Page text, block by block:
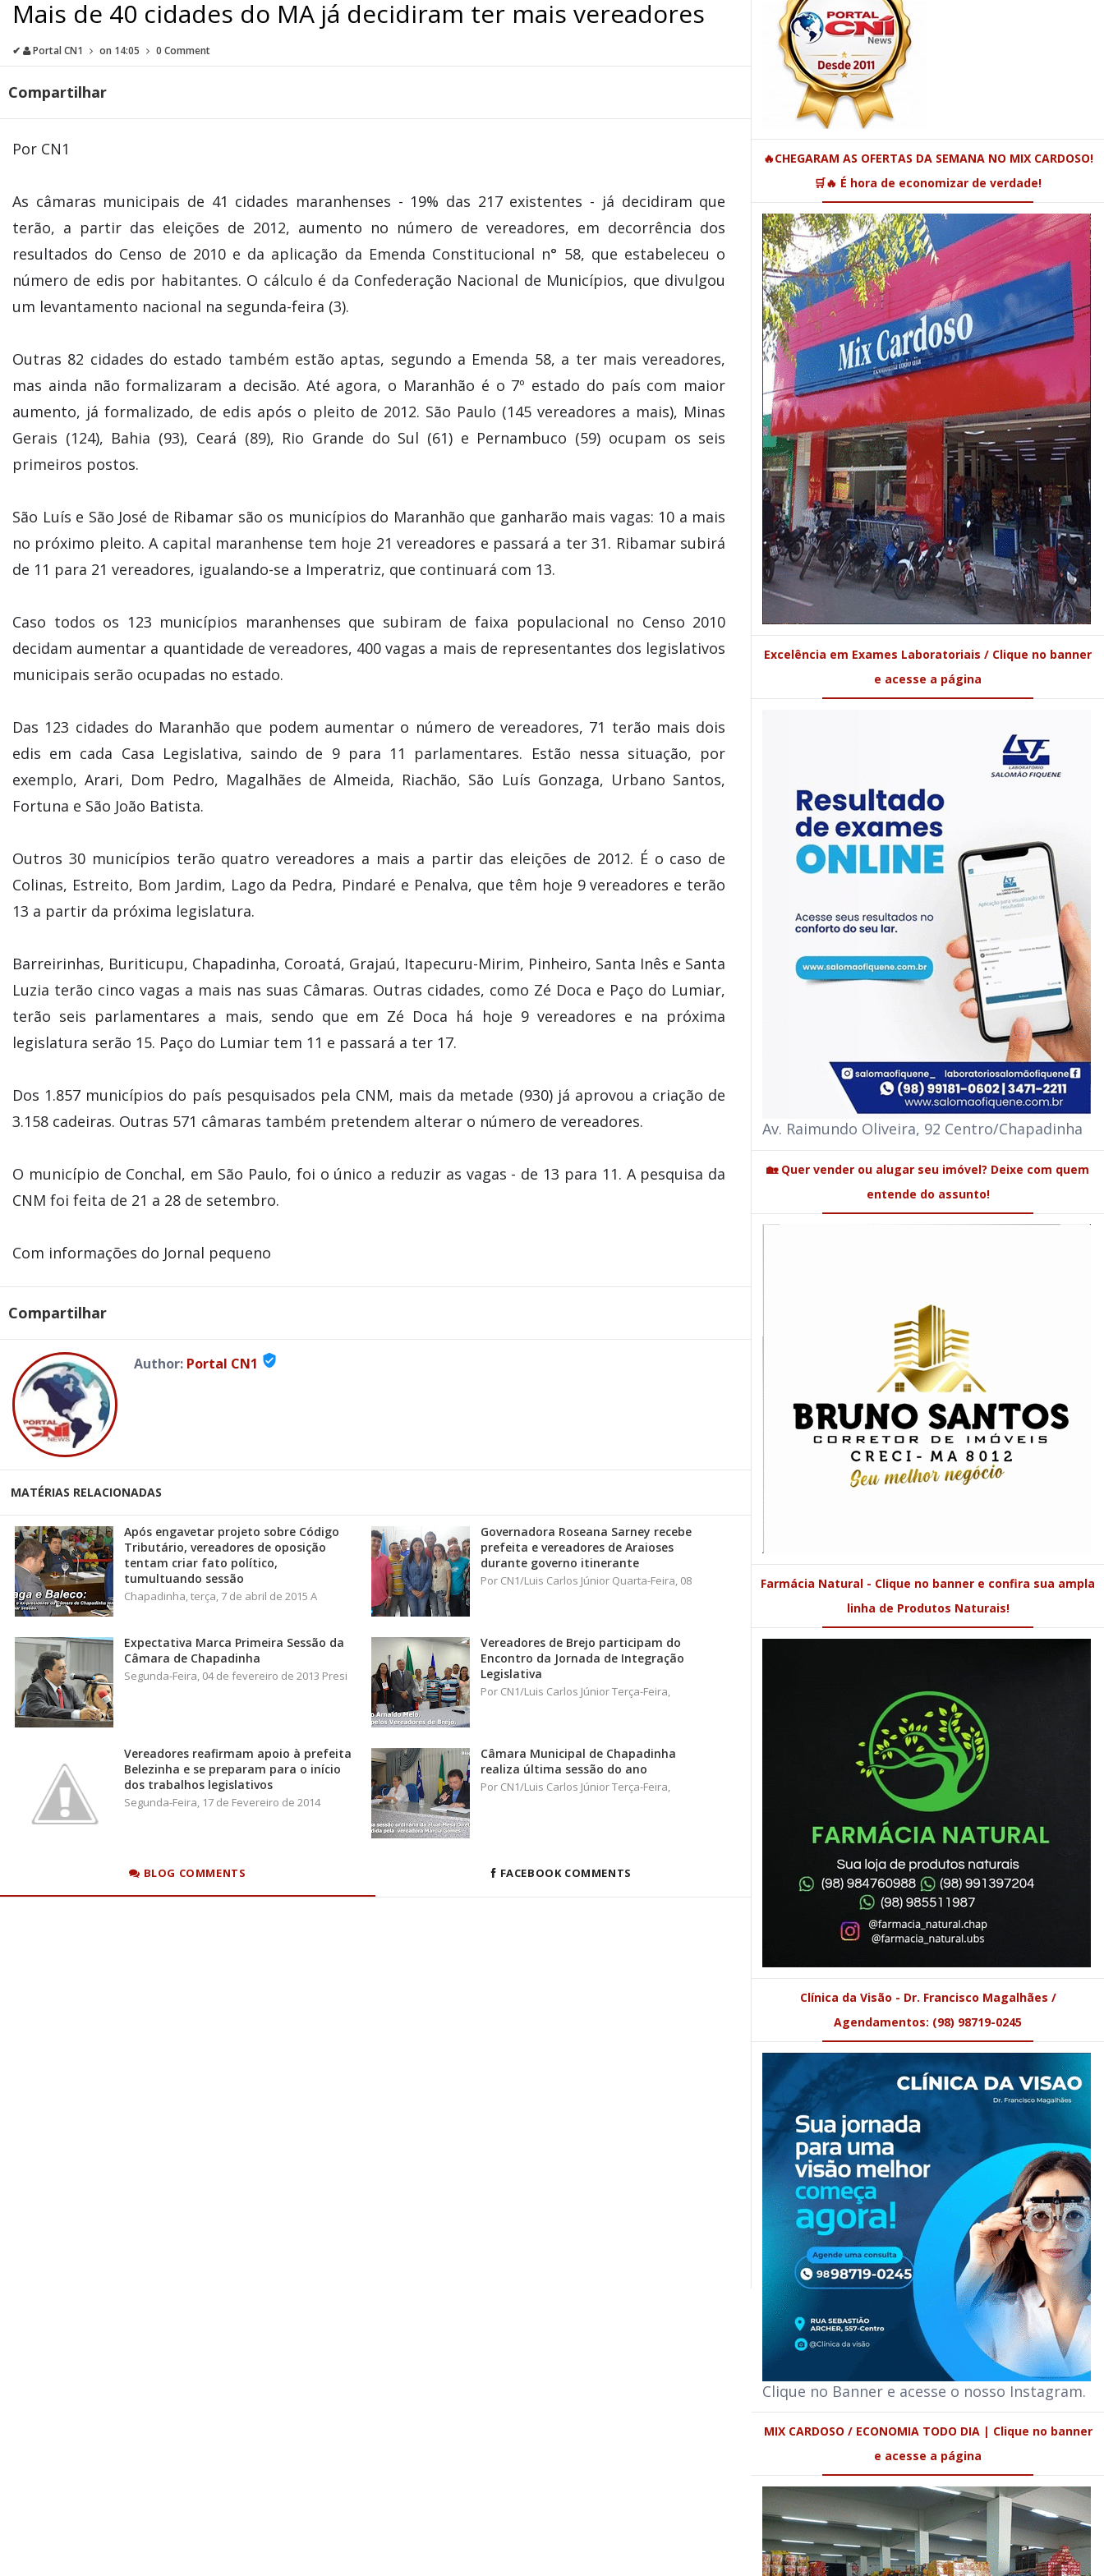
Mais de 40 cidades do MA já decidiram ter mais vereadores
✔ Portal CN1 on 14:05 0 Comment
Compartilhar
Por CN1
As câmaras municipais de 41 cidades maranhenses - 19% das 217 existentes - já decidiram que
terão, a partir das eleições de 2012, aumento no número de vereadores, em decorrência dos
resultados do Censo de 2010 e da aplicação da Emenda Constitucional n° 58, que estabeleceu o
número de edis por habitantes. O cálculo é da Confederação Nacional de Municípios, que divulgou
um levantamento nacional na segunda-feira (3).
Outras 82 cidades do estado também estão aptas, segundo a Emenda 58, a ter mais vereadores,
mas ainda não formalizaram a decisão. Até agora, o Maranhão é o 7º estado do país com maior
aumento, já formalizado, de edis após o pleito de 2012. São Paulo (145 vereadores a mais), Minas
Gerais (124), Bahia (93), Ceará (89), Rio Grande do Sul (61) e Pernambuco (59) ocupam os seis
primeiros postos.
São Luís e São José de Ribamar são os municípios do Maranhão que ganharão mais vagas: 10 a mais
no próximo pleito. A capital maranhense tem hoje 21 vereadores e passará a ter 31. Ribamar subirá
de 11 para 21 vereadores, igualando-se a Imperatriz, que continuará com 13.
Caso todos os 123 municípios maranhenses que subiram de faixa populacional no Censo 2010
decidam aumentar a quantidade de vereadores, 400 vagas a mais de representantes dos legislativos
municipais serão ocupadas no estado.
Das 123 cidades do Maranhão que podem aumentar o número de vereadores, 71 terão mais dois
edis em cada Casa Legislativa, saindo de 9 para 11 parlamentares. Estão nessa situação, por
exemplo, Arari, Dom Pedro, Magalhães de Almeida, Riachão, São Luís Gonzaga, Urbano Santos,
Fortuna e São João Batista.
Outros 30 municípios terão quatro vereadores a mais a partir das eleições de 2012. É o caso de
Colinas, Estreito, Bom Jardim, Lago da Pedra, Pindaré e Penalva, que têm hoje 9 vereadores e terão
13 a partir da próxima legislatura.
Barreirinhas, Buriticupu, Chapadinha, Coroatá, Grajaú, Itapecuru-Mirim, Pinheiro, Santa Inês e Santa
Luzia terão cinco vagas a mais nas suas Câmaras. Outras cidades, como Zé Doca e Paço do Lumiar,
terão seis parlamentares a mais, sendo que em Zé Doca há hoje 9 vereadores e na próxima
legislatura serão 15. Paço do Lumiar tem 11 e passará a ter 17.
Dos 1.857 municípios do país pesquisados pela CNM, mais da metade (930) já aprovou a criação de
3.158 cadeiras. Outras 571 câmaras também pretendem alterar o número de vereadores.
O município de Conchal, em São Paulo, foi o único a reduzir as vagas - de 13 para 11. A pesquisa da
CNM foi feita de 21 a 28 de setembro.
Com informações do Jornal pequeno
Compartilhar
Author: Portal CN1 verified_user
MATÉRIAS RELACIONADAS
Após engavetar projeto sobre Código
Tributário, vereadores de oposição
tentam criar fato político,
tumultuando sessão
Chapadinha, terça, 7 de abril de 2015 A
Governadora Roseana Sarney recebe
prefeita e vereadores de Araioses
durante governo itinerante
Por CN1/Luis Carlos Júnior Quarta-Feira, 08
Expectativa Marca Primeira Sessão da
Câmara de Chapadinha
Segunda-Feira, 04 de fevereiro de 2013 Presi
Vereadores de Brejo participam do
Encontro da Jornada de Integração
Legislativa
Por CN1/Luis Carlos Júnior Terça-Feira,
Vereadores reafirmam apoio à prefeita
Belezinha e se preparam para o início
dos trabalhos legislativos
Segunda-Feira, 17 de Fevereiro de 2014
Câmara Municipal de Chapadinha
realiza última sessão do ano
Por CN1/Luis Carlos Júnior Terça-Feira,
BLOG COMMENTS FACEBOOK COMMENTS
🔥CHEGARAM AS OFERTAS DA SEMANA NO MIX CARDOSO!
🛒🔥 É hora de economizar de verdade!
Excelência em Exames Laboratoriais / Clique no banner
e acesse a página
Av. Raimundo Oliveira, 92 Centro/Chapadinha
🏡 Quer vender ou alugar seu imóvel? Deixe com quem
entende do assunto!
Farmácia Natural - Clique no banner e confira sua ampla
linha de Produtos Naturais!
Clínica da Visão - Dr. Francisco Magalhães /
Agendamentos: (98) 98719-0245
Clique no Banner e acesse o nosso Instagram.
MIX CARDOSO / ECONOMIA TODO DIA | Clique no banner
e acesse a página